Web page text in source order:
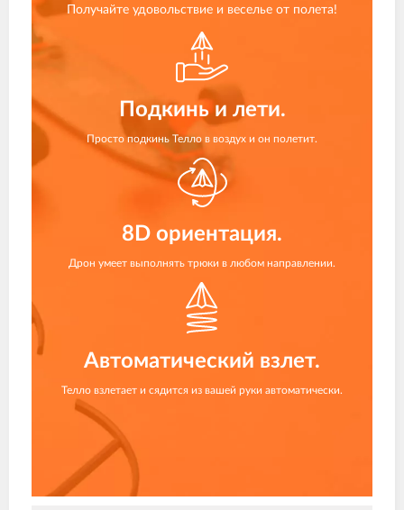
Получайте удовольствие и веселье от полета!
Подкинь и лети.
Просто подкинь Телло в воздух и он полетит.
8D ориентация.
Дрон умеет выполнять трюки в любом направлении.
Автоматический взлет.
Телло взлетает и сядится из вашей руки автоматически.